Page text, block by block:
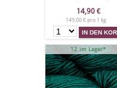
14,90 €
149,00 € pro 1 kg
12 im Lager*